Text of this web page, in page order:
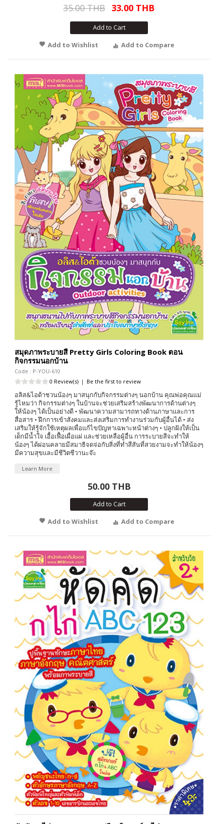
35.00 THB 33.00 THB
Add to Cart
Add to Wishlist
Add to Compare
สมุดภาพระบายสี Pretty Girls Coloring Book ตอน
กิจกรรมนอกบ้าน
Code : P-YOU-610
0 Review(s) | Be the first to review
อลิส&ไอด้าชวนน้องๆ มาสนุกกับกิจกรรมต่างๆ นอกบ้าน คุณพ่อคุณแม่
รู้ไหมว่า กิจกรรมต่างๆ ในบ้านจะช่วยเสริมสร้างพัฒนาการด้านต่างๆ
ให้น้องๆ ได้เป็นอย่างดี • พัฒนาความสามารถทางด้านภาษาและการ
สื่อสาร • ฝึกการเข้าสังคมและส่งเสริมการทำงานร่วมกับผู้อื่นได้ • ส่ง
เสริมให้รู้จักใช้เหตุผลเพื่อแก้ไขปัญหาเฉพาะหน้าต่างๆ • ปลูกฝังให้เป็น
เด็กมีน้ำใจ เอื้อเฟื้อเผื่อแผ่ และช่วยเหลือผู้อื่น การระบายสีจะทำให้
น้องๆ ได้ผ่อนคลายมีสมาธิจดจ่อกับสิ่งที่ทำสีสันที่สวยงามจะทำให้น้องๆ
มีความสุขและมีชีวิตชีวานะจ๊ะ
Learn More
50.00 THB
Add to Cart
Add to Wishlist
Add to Compare